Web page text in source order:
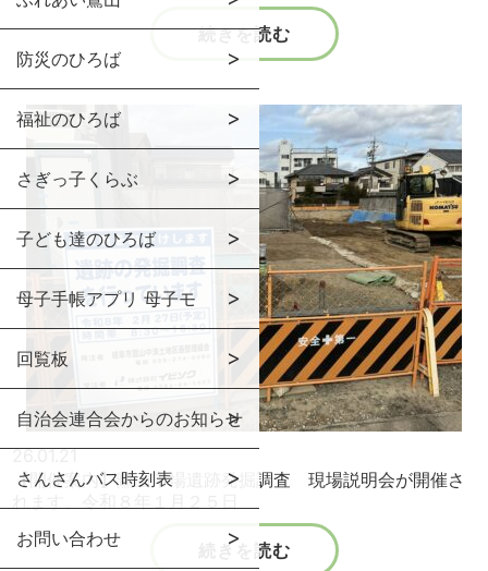
防災のひろば
福祉のひろば
さぎっ子くらぶ
子ども達のひろば
母子手帳アプリ 母子モ
回覧板
自治会連合会からのお知らせ
さんさんバス時刻表
お問い合わせ
続きを読む
26.01.21
【開催案内】鷺山市場遺跡発掘調査 現場説明会が開催さ
続きを読む